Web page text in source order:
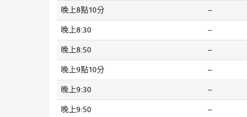
晚上8點10分 --
晚上8:30 --
晚上8:50 --
晚上9點10分 --
晚上9:30 --
晚上9:50 --